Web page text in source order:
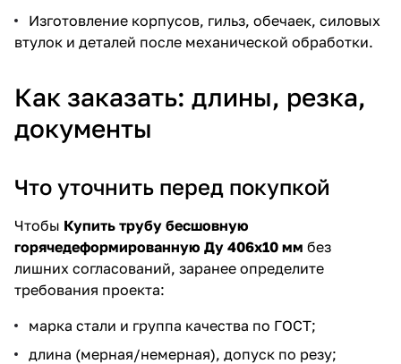
Изготовление корпусов, гильз, обечаек, силовых
втулок и деталей после механической обработки.
Как заказать: длины, резка,
документы
Что уточнить перед покупкой
Чтобы Купить трубу бесшовную
горячедеформированную Ду 406х10 мм без
лишних согласований, заранее определите
требования проекта:
марка стали и группа качества по ГОСТ;
длина (мерная/немерная), допуск по резу;